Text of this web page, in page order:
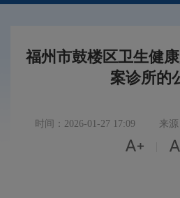
福州市鼓楼区卫生健
案诊所的
时间：2026-01-27 17:09 来
